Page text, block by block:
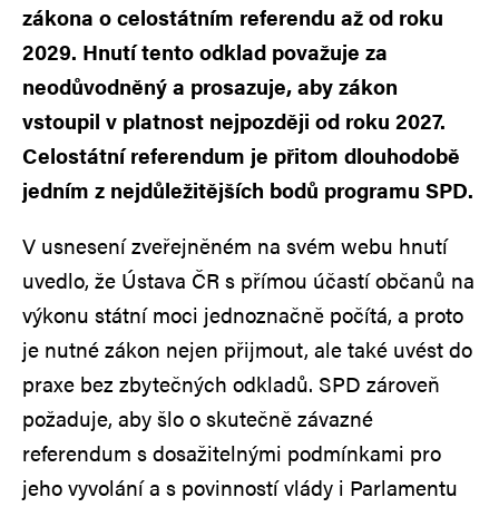
zákona o celostátním referendu až od roku
2029. Hnutí tento odklad považuje za
neodůvodněný a prosazuje, aby zákon
vstoupil v platnost nejpozději od roku 2027.
Celostátní referendum je přitom dlouhodobě
jedním z nejdůležitějších bodů programu SPD.
V usnesení zveřejněném na svém webu hnutí
uvedlo, že Ústava ČR s přímou účastí občanů na
výkonu státní moci jednoznačně počítá, a proto
je nutné zákon nejen přijmout, ale také uvést do
praxe bez zbytečných odkladů. SPD zároveň
požaduje, aby šlo o skutečně závazné
referendum s dosažitelnými podmínkami pro
jeho vyvolání a s povinností vlády i Parlamentu